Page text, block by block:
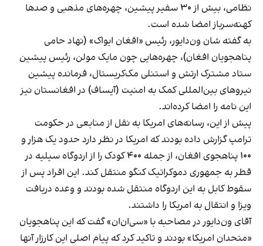
نظامی، بیش از ۳۰ سفیر پیشین، چهره‌های مذهبی و صدها
کهنه‌سرباز امضا شده است.
به گفته شان ون‌دایور، رئیس «افغان ایواک» (نهاد حامی
پناهجویان افغان)، چهره‌هایی چون مایک مولن، رئیس پیشین
ستاد مشترک ارتش و استنلی مک‌کریستال، فرمانده پیشین
نیروهای بین‌المللی کمک به امنیت (آیساف) در افغانستان نیز
این نامه را امضا کرده‌اند.
پیش از این، رسانه‌های امریکا به نقل از منابعی در حکومت
ترامپ گزارش داده بودند که امریکا در نظر دارد حدود یک هزار و
۱۰۰ پناهجوی افغان، از جمله ۴۰۰ کودک را از اردوگاه سیلیه در
قطر به جمهوری دموکراتیک کنگو منتقل کند. این افراد پس از
سقوط کابل به این اردوگاه منتقل شده بودند و وعده دریافت
ویزا و انتقال به امریکا را داشتند.
آقای ون‌دایور در مصاحبه با «سی‌ان‌ان» گفت که این پناهجویان
«متحدان امریکا» بودند و تاکید کرد که پیام اصلی این کارزار آنها